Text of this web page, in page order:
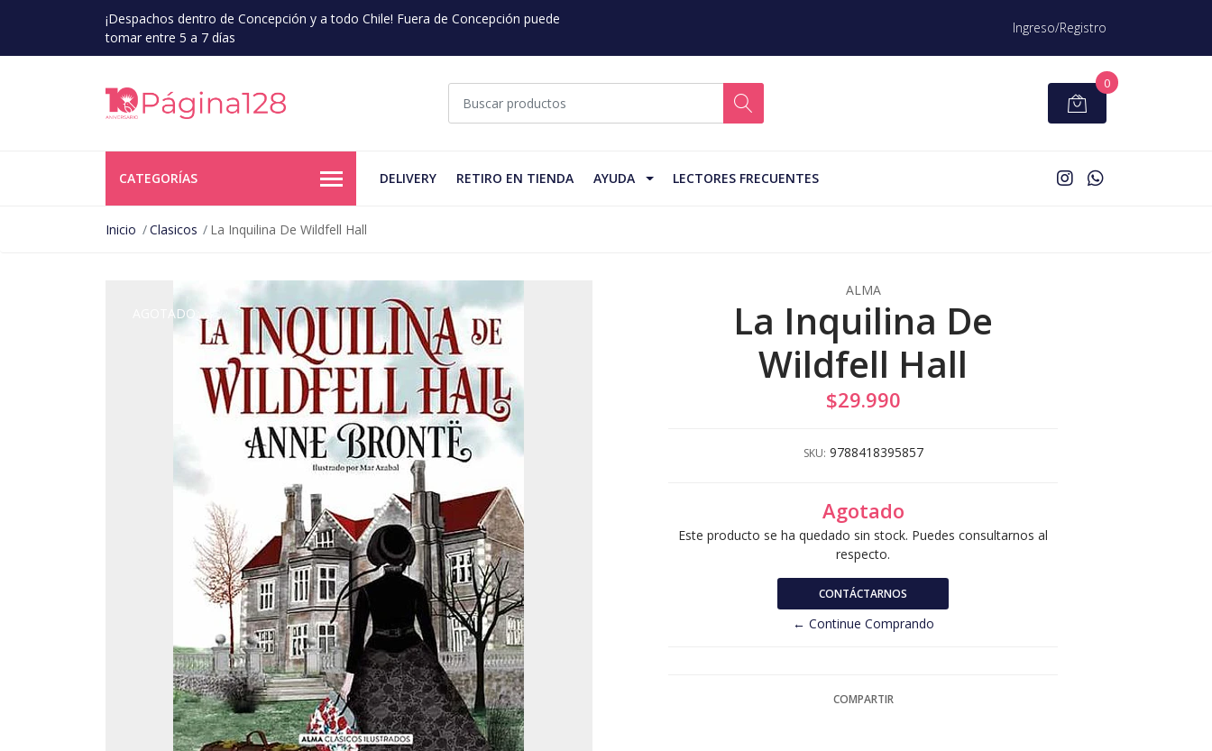
¡Despachos dentro de Concepción y a todo Chile! Fuera de Concepción puede
tomar entre 5 a 7 días
Ingreso/Registro
0
CATEGORÍAS DELIVERY RETIRO EN TIENDA AYUDA LECTORES FRECUENTES
Inicio Clasicos La Inquilina De Wildfell Hall
AGOTADO
ALMA
La Inquilina De
Wildfell Hall
$29.990
SKU: 9788418395857
Agotado
Este producto se ha quedado sin stock. Puedes consultarnos al
respecto.
CONTÁCTARNOS
← Continue Comprando
COMPARTIR